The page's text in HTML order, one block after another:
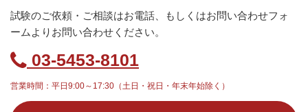
試験のご依頼・ご相談はお電話、もしくはお問い合わせフォ
ームよりお問い合わせください。
03-5453-8101
営業時間：平日9:00～17:30（土日・祝日・年末年始除く）